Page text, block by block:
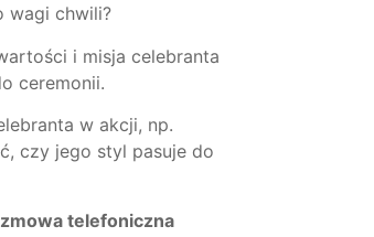
wagi chwili?
i misja celebranta
ceremonii.
w akcji, np.
czy jego styl pasuje do
telefoniczna